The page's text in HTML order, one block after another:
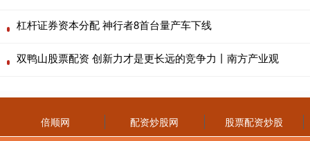
杠杆证券资本分配 神行者8首台量产车下线
双鸭山股票配资 创新力才是更长远的竞争力丨南方产业观
倍顺网 配资炒股网 股票配资炒股